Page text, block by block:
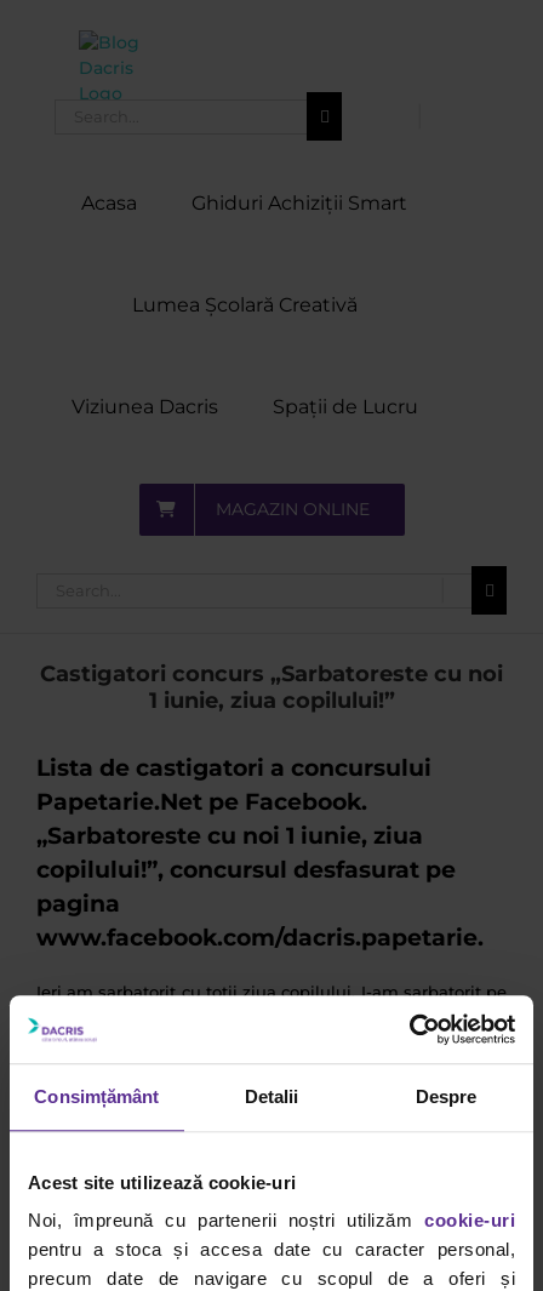
Consimțământ Detalii Despre
Acest site utilizează cookie-uri
Noi, împreună cu partenerii noștri utilizăm cookie-uri
pentru a stoca și accesa date cu caracter personal,
precum date de navigare cu scopul de a oferi și
Acasa Ghiduri Achiziții Smart
Lumea Școlară Creativă
Viziunea Dacris Spații de Lucru
MAGAZIN ONLINE
Castigatori concurs „Sarbatoreste cu noi
1 iunie, ziua copilului!”
Lista de castigatori a concursului
Papetarie.Net pe Facebook.
„Sarbatoreste cu noi 1 iunie, ziua
copilului!”, concursul desfasurat pe
pagina
www.facebook.com/dacris.papetarie.
Ieri am sarbatorit cu totii ziua copilului. I-am sarbatorit pe
cei mici, dar si pe cei mari. Noi credem ca din cand in
cand e bine sa ne amintim de copilarie si sa
imprumutam cate ceva din acea perioada: emotiile
prieteni noi in parc…
sa coloram (pe caietul de desen, pe pereti, pe canapea) v-
Concursul s-a desfasurat pe pagina
www.facebook.com/dacris.papetarie.